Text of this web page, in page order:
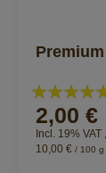
Valutazione:
96%
2,00 €
Incl. 19% VAT ,
10,00 € / 100 g